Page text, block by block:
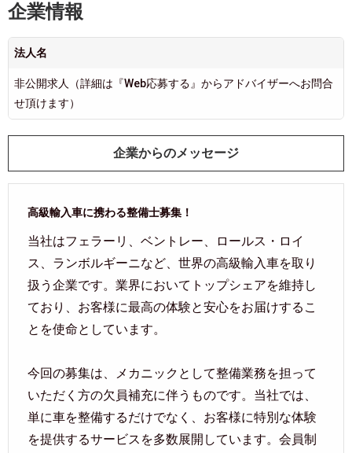
企業情報
法人名
非公開求人（詳細は『Web応募する』からアドバイザーへお問合
せ頂けます）
企業からのメッセージ
高級輸入車に携わる整備士募集！
当社はフェラーリ、ベントレー、ロールス・ロイ
ス、ランボルギーニなど、世界の高級輸入車を取り
扱う企業です。業界においてトップシェアを維持し
ており、お客様に最高の体験と安心をお届けするこ
とを使命としています。
今回の募集は、メカニックとして整備業務を担って
いただく方の欠員補充に伴うものです。当社では、
単に車を整備するだけでなく、お客様に特別な体験
を提供するサービスを多数展開しています。会員制